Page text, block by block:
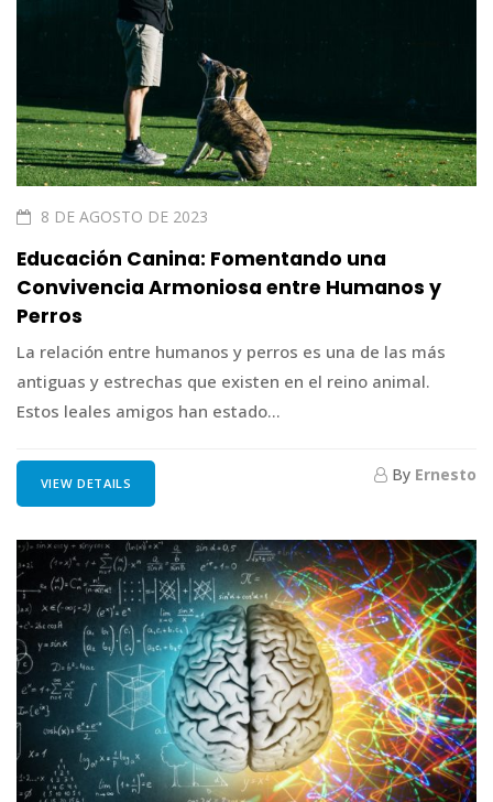
8 DE AGOSTO DE 2023
Educación Canina: Fomentando una
Convivencia Armoniosa entre Humanos y
Perros
La relación entre humanos y perros es una de las más
antiguas y estrechas que existen en el reino animal.
Estos leales amigos han estado...
VIEW DETAILS By Ernesto